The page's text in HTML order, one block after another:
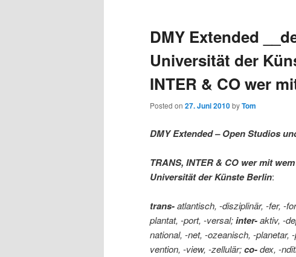
content
content
DMY Extended
Universität der
INTER & CO wer
Posted on 27. Juni 2010byTom
DMY Extended – Open Studios
TRANS, INTER & CO wer mit
Universität der Künste Berlin:
trans-atlantisch, -disziplinär, -fer, -
plantat, -port, -versal;inter-aktiv, -
national, -net, -ozeanisch, -planetar,
vention, -view, -zellulär;co-dex, -